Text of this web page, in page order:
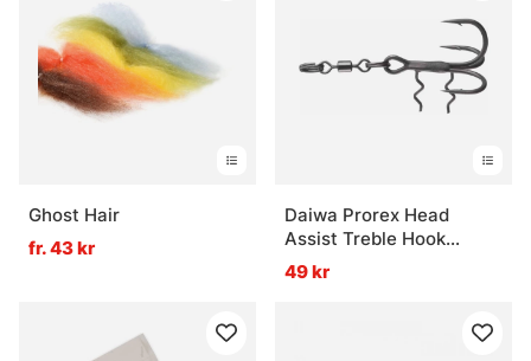
Ghost Hair
fr. 43 kr
Daiwa Prorex Head
Assist Treble Hook
Swiveled
49 kr